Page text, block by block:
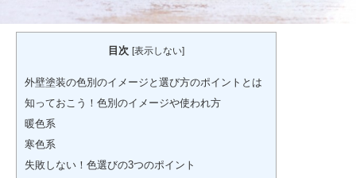
目次 [表示しない]
外壁塗装の色別のイメージと選び方のポイントとは
知っておこう！色別のイメージや使われ方
暖色系
寒色系
失敗しない！色選びの3つのポイント